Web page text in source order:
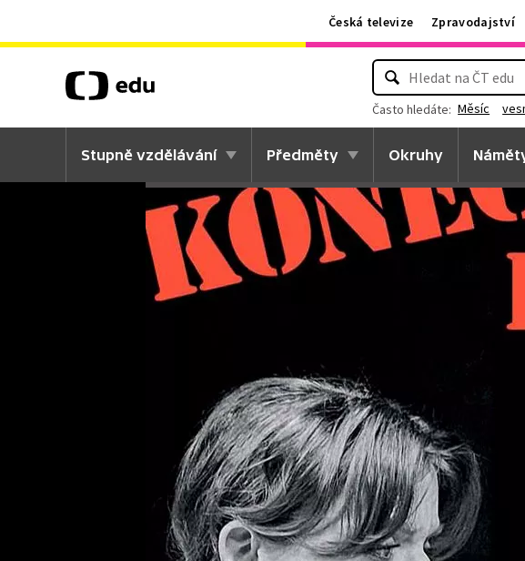
Česká televize Zpravodajství
Často hledáte: Měsíc
Stupně vzdělávání Předměty Okruhy